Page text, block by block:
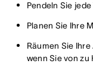
Pendeln Sie
Planen Sie Ihre
Räumen Sie
wenn Sie von zu